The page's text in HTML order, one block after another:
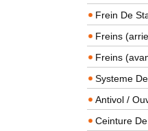
Frein De
Freins
Freins
Systeme
Antivol /
Ceinture